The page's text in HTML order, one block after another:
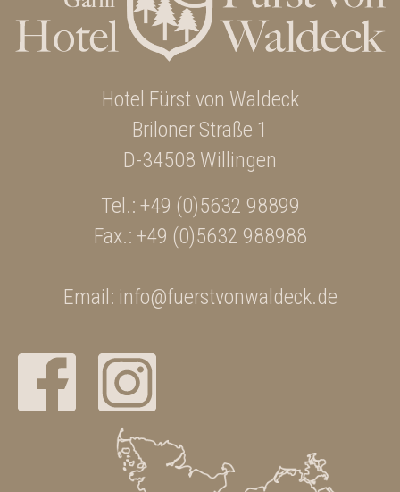
Hotel Fürst von Waldeck
Briloner Straße 1
D-34508 Willingen
Tel.: +49 (0)5632 98899
Fax.: +49 (0)5632 988988
Email: info@fuerstvonwaldeck.de